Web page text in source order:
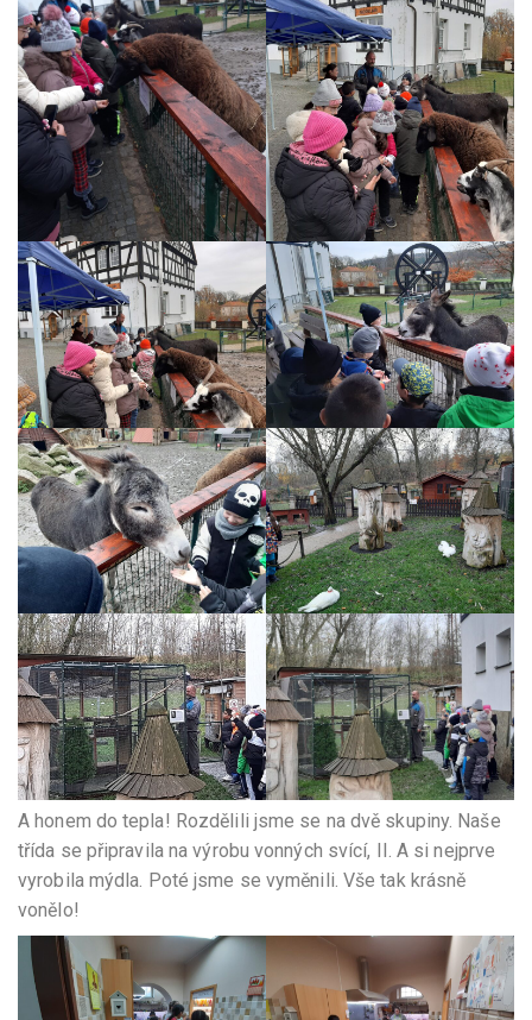
A honem do tepla! Rozdělili jsme se na dvě skupiny. Naše
třída se připravila na výrobu vonných svící, II. A si nejprve
vyrobila mýdla. Poté jsme se vyměnili. Vše tak krásně
vonělo!